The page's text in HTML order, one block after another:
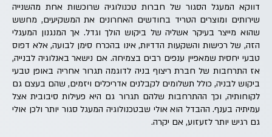
דווקא המעגל הסגור של חברות טכנולוגיה שרוכשות אחת מהשנייה
שירותים ומוצרים הטריד בחודשים האחרונים את המשקיעים, מחשש
שהוא מייצר בעיקר אשליה של ביקוש הולך וגדל. אך המנגנון המעגלי
הזה, של רכישות והשקעות הדדיות, אינו בהכרח סימן לבועה, אלא דפוס
טבעי יחסית שמאפיין ענפים רבים בצמיחה. אם נישאר באנלוגיה לבנייה,
אז התרחבות של חברת ריצוף בניה לדוגמה תגרור אחריה באופן טבעי
ביקוש לבניה, כולל תשלומים לקבלנים אדריכלים ויזמים, שהם בעצם גם
לקוחותיה, וכך ההתרחבות שלהם תגרור גם היא פעילות סיבובית אצל
עמיתיה בענף. ההבדל הוא אולי שבטכנולוגיה המעגל סגור יותר ולכן אולי
גם רגיש יותר לזעזוע, אם יקרה.